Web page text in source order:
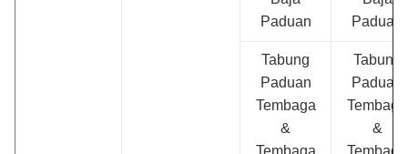
Paduan
Paduan
Tabung
Paduan
Tembaga
&
Tembaga
Tabung
Paduan
Tembaga
&
Tembaga